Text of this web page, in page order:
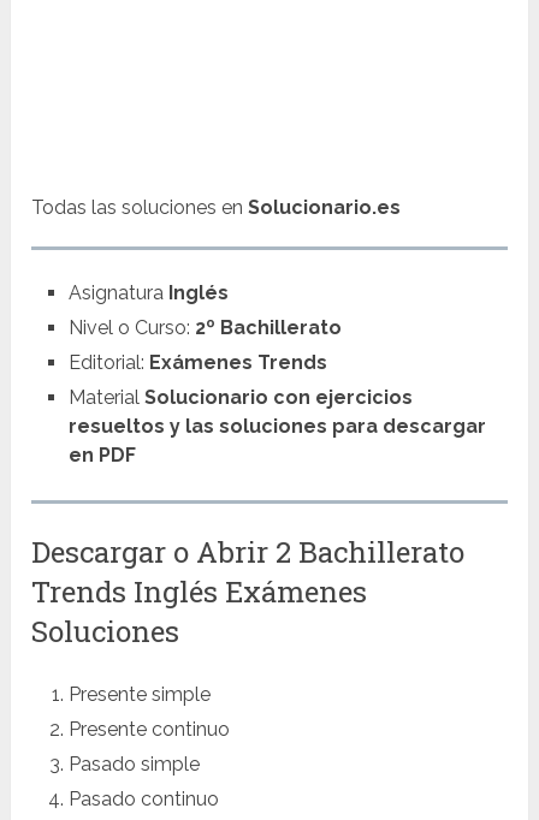
Todas las soluciones enSolucionario.es
Asignatura Inglés
Nivel o Curso: 2º Bachillerato
Editorial: Exámenes Trends
Material Solucionario con ejercicios
resueltos y las soluciones para descargar
en PDF
Descargar o Abrir 2 Bachillerato
Trends Inglés Exámenes
Soluciones
Presente simple
Presente continuo
Pasado simple
Pasado continuo